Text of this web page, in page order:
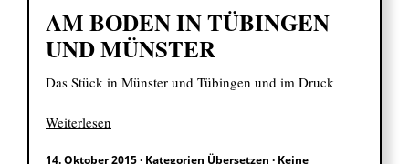
AM BODEN IN TÜBINGEN
UND MÜNSTER
Das Stück in Münster und Tübingen und im Druck
Weiterlesen
14. Oktober 2015· Kategorien Übersetzen · Keine